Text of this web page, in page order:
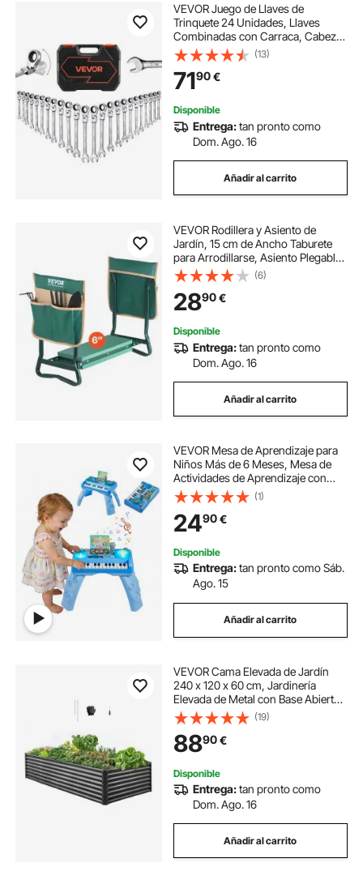
VEVOR Juego de Llaves de
Trinquete 24 Unidades, Llaves
Combinadas con Carraca, Cabezas
Flexibles, SAE y Métrica, con
Estuche de Almacenamiento, para
Bricolaje Hogar Reparaciones de
Automóvil, Plateado
(13)
7190€
Disponible
Entrega:tan pronto como
Dom. Ago. 16
Añadir al carrito
VEVOR Rodillera y Asiento de
Jardín, 15 cm de Ancho Taburete
para Arrodillarse, Asiento Plegable
con 2 Bolsas de Herramientas,
Alivia el Dolor de Rodillas y Espalda,
Banco de Jardín Portátil
(6)
2890€
Disponible
Entrega:tan pronto como
Dom. Ago. 16
Añadir al carrito
VEVOR Mesa de Aprendizaje para
Niños Más de 6 Meses, Mesa de
Actividades de Aprendizaje con
Temática Espacial, Proyector de
Estrellas con Luz Suave y Más de
133 Fuentes de Sonido, Pilas No
Incluidas
(1)
2490€
Disponible
Entrega:tan pronto como Sáb.
Ago. 15
Añadir al carrito
VEVOR Cama Elevada de Jardín
240 x 120 x 60 cm, Jardinería
Elevada de Metal con Base Abierta
para Cultivo de Flores, Plantas,
Hierbas, Huerto con Accesorios
para Jardín, Terraza, Patio, Balcón
(19)
8890€
Disponible
Entrega:tan pronto como
Dom. Ago. 16
Añadir al carrito